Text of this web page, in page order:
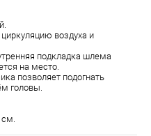
воздуха и
подкладка шлема
на место.
позволяет подогнать
головы.
см.